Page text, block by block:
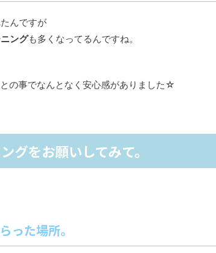
んですが
ングも多くなってるんですね。
との事でなんとなく安心感がありました☆
グをお願いしてみて。
った場所。